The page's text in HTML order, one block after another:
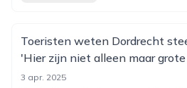
Toeristen weten Dordrecht
'Hier zijn niet alleen maar
3 apr. 2025